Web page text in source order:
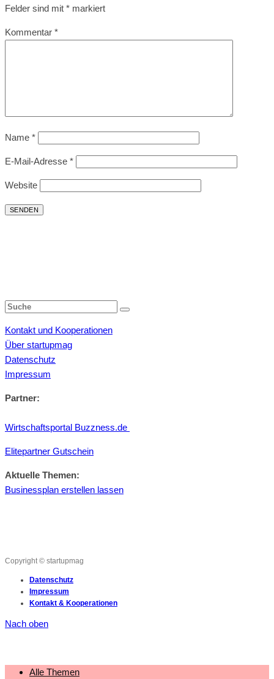
Felder sind mit * markiert
Kommentar *
Name *
E-Mail-Adresse *
Website
Kontakt und Kooperationen
Über startupmag
Datenschutz
Impressum
Partner:
Wirtschaftsportal Buzzness.de
Elitepartner Gutschein
Aktuelle Themen:
Businessplan erstellen lassen
Copyright © startupmag
Datenschutz
Impressum
Kontakt & Kooperationen
Nach oben
Alle Themen